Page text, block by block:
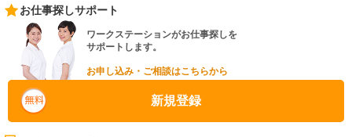
お仕事探しサポート
ワークステーションがお仕事探しを
サポートします。
お申し込み・ご相談はこちらから
新規登録